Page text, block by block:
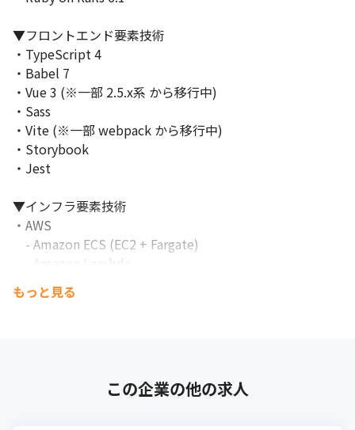
づくりのノウハウ
③ 社会貢献性と独自性の高い事業
・現代において、あらゆる事業と人の根幹となる”働く環境”へ
の貢献性
・企業の事業収益を中心とするのではなく、働く人のモチベー
ションを中心とした独自性
▼フロントエンド要素技術
・TypeScript 4
・Babel 7
・Vue 3 (※一部 2.5.x系 から移行中)
・Sass
・Vite (※一部 webpack から移行中)
・Storybook
・Jest
▼インフラ要素技術
・AWS
- Amazon ECS (EC2 + Fargate)
- Amazon Lambda
- Amazon Aurora MySQL
- Amazon ElastiCache (Redis)
・Microsoft Azure (※AI関連基盤)
もっと見る
この企業の他の求人